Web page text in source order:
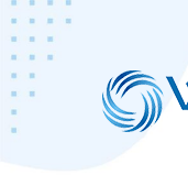
Pular
para
conteúdo